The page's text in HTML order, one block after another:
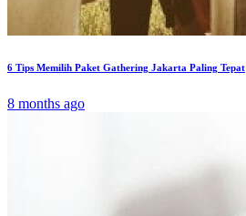
6 Tips Memilih Paket Gathering Jakarta Paling Tepat
8 months ago